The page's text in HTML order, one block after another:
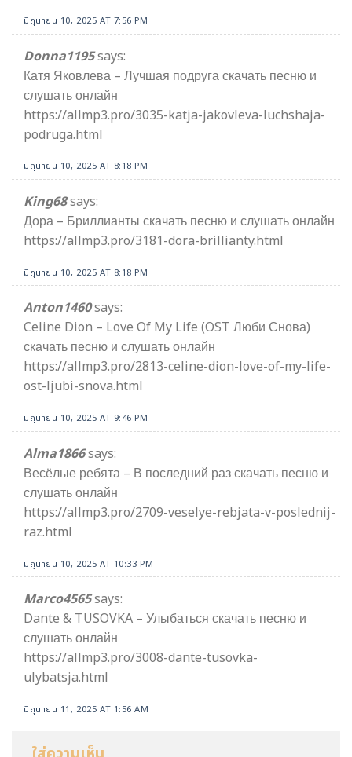
มิถุนายน 10, 2025 AT 7:56 PM
Donna1195says:
Катя Яковлева – Лучшая подруга скачать песню и
слушать онлайн
https://allmp3.pro/3035-katja-jakovleva-luchshaja-
podruga.html
มิถุนายน 10, 2025 AT 8:18 PM
King68says:
Дора – Бриллианты скачать песню и слушать онлайн
https://allmp3.pro/3181-dora-brillianty.html
มิถุนายน 10, 2025 AT 8:18 PM
Anton1460says:
Celine Dion – Love Of My Life (OST Люби Снова)
скачать песню и слушать онлайн
https://allmp3.pro/2813-celine-dion-love-of-my-life-
ost-ljubi-snova.html
มิถุนายน 10, 2025 AT 9:46 PM
Alma1866says:
Весёлые ребята – В последний раз скачать песню и
слушать онлайн
https://allmp3.pro/2709-veselye-rebjata-v-poslednij-
raz.html
มิถุนายน 10, 2025 AT 10:33 PM
Marco4565says:
Dante & TUSOVKA – Улыбаться скачать песню и
слушать онлайн
https://allmp3.pro/3008-dante-tusovka-
ulybatsja.html
มิถุนายน 11, 2025 AT 1:56 AM